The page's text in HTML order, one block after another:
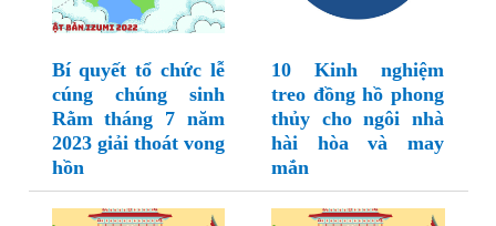
Bí quyết tổ chức lễ
cúng chúng sinh
Rằm tháng 7 năm
2023 giải thoát vong
hồn
10 Kinh nghiệm
treo đồng hồ phong
thủy cho ngôi nhà
hài hòa và may
mắn